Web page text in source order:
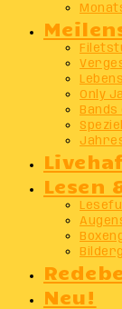
Only
Lesen
Neu!